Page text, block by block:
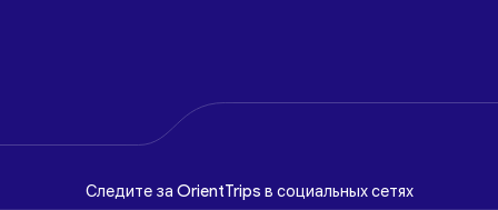
Следите за OrientTrips в социальных сетях